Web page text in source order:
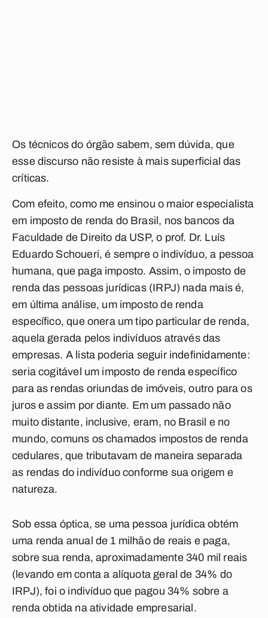
Os técnicos do órgão sabem, sem dúvida, que
esse discurso não resiste à mais superficial das
críticas.
Com efeito, como me ensinou o maior especialista
em imposto de renda do Brasil, nos bancos da
Faculdade de Direito da USP, o prof. Dr. Luís
Eduardo Schoueri,é sempre o indivíduo, a pessoa
humana, que paga imposto. Assim, o imposto de
renda das pessoas jurídicas (IRPJ) nada mais é,
em última análise, um imposto de renda
específico, que onera um tipo particular de renda,
aquela gerada pelos indivíduos através das
empresas. A lista poderia seguir indefinidamente:
seria cogitável um imposto de renda específico
para as rendas oriundas de imóveis, outro para os
juros e assim por diante. Em um passado não
muito distante, inclusive, eram, no Brasil e no
mundo, comuns os chamados impostos de renda
cedulares, que tributavam de maneira separada
as rendas do indivíduo conforme sua origem e
natureza.
Sob essa óptica, se uma pessoa jurídica obtém
uma renda anual de 1 milhão de reais e paga,
sobre sua renda, aproximadamente 340 mil reais
(levando em conta a alíquota geral de 34% do
IRPJ), foi o indivíduo que pagou 34% sobre a
renda obtida na atividade empresarial.